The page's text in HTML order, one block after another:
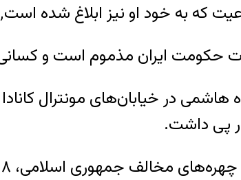
حکومت ایران مذموم است و
در خیابان‌های مونترال
پی داشت.